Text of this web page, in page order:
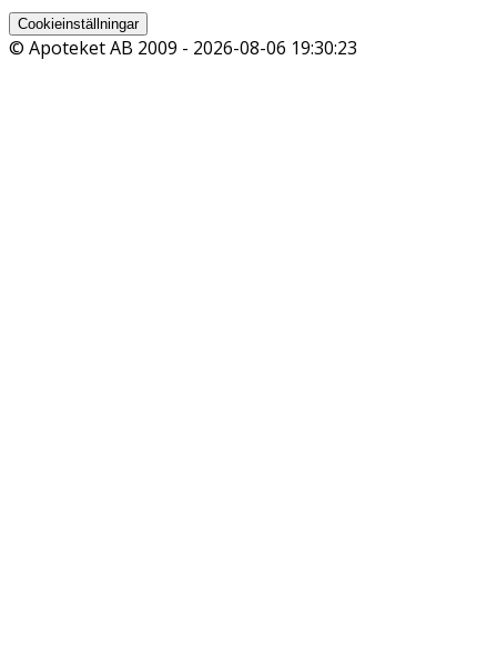
Cookieinställningar
© Apoteket AB 2009 - 2026-08-06 19:30:23